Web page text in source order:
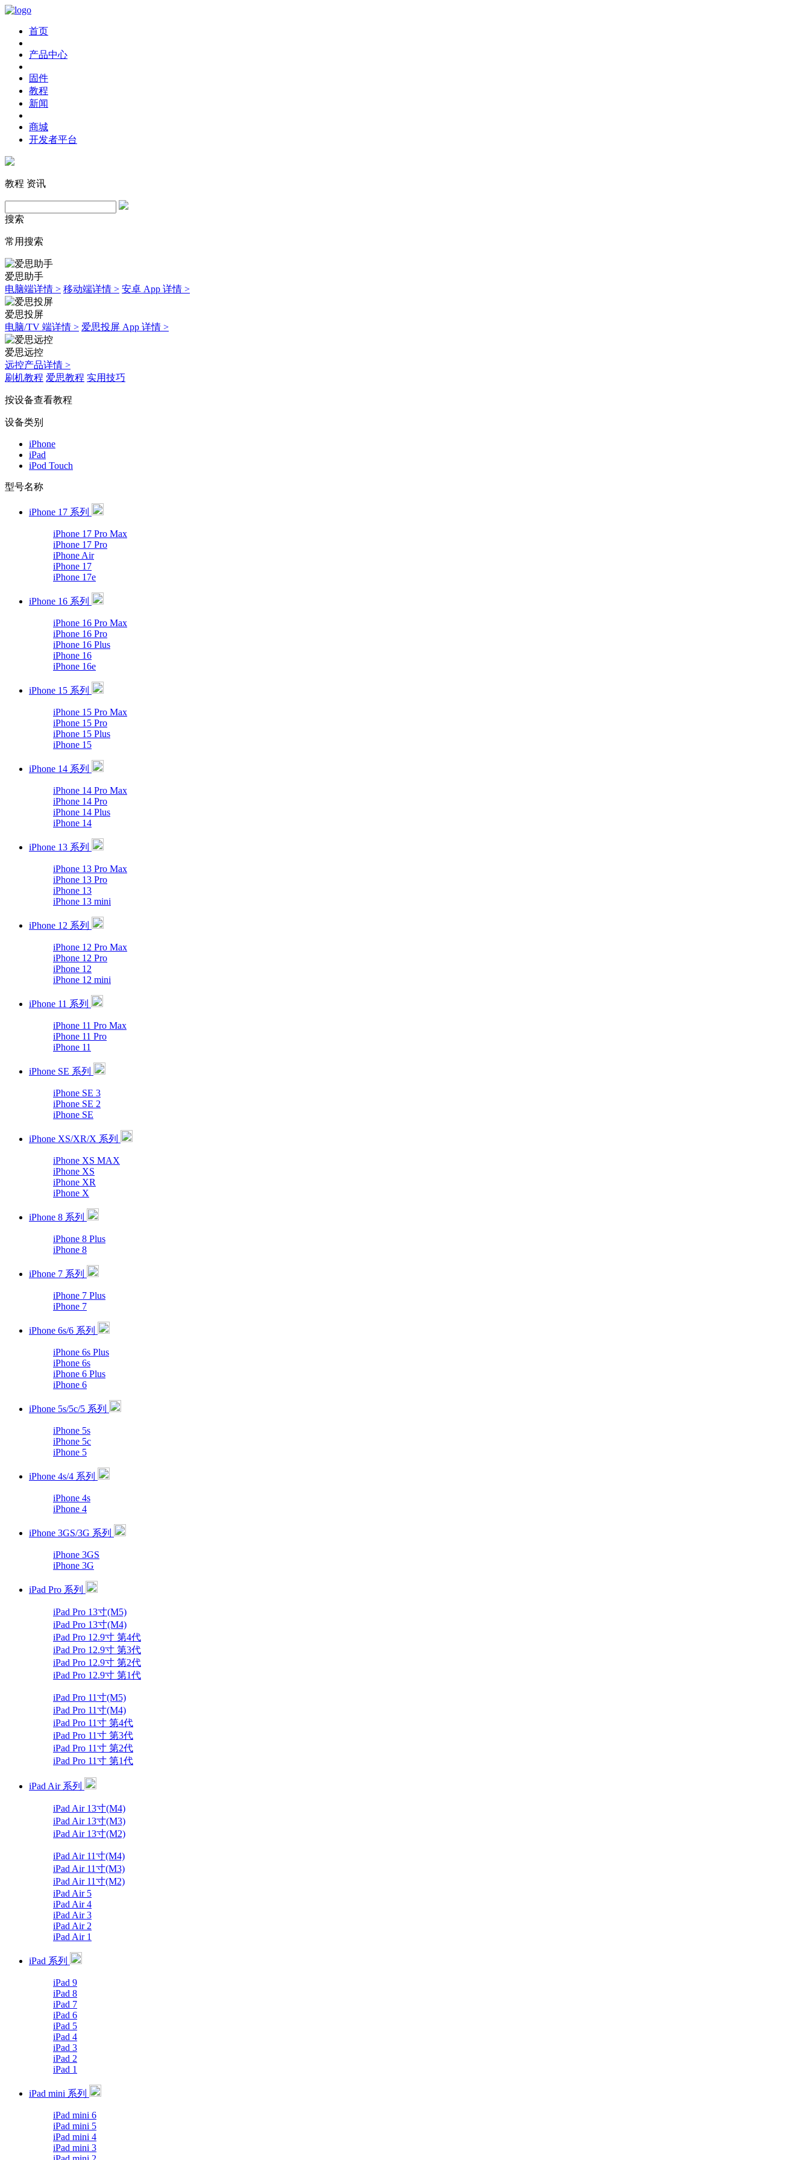
首页
产品中心
固件
教程
新闻
商城
开发者平台
教程 资讯
搜索
常用搜索
爱思助手
电脑端详情 > 移动端详情 > 安卓 App 详情 >
爱思投屏
电脑/TV 端详情 > 爱思投屏 App 详情 >
爱思远控
远控产品详情 >
刷机教程 爱思教程 实用技巧
按设备查看教程
设备类别
iPhone
iPad
iPod Touch
型号名称
iPhone 17 系列
iPhone 17 Pro Max
iPhone 17 Pro
iPhone Air
iPhone 17
iPhone 17e
iPhone 16 系列
iPhone 16 Pro Max
iPhone 16 Pro
iPhone 16 Plus
iPhone 16
iPhone 16e
iPhone 15 系列
iPhone 15 Pro Max
iPhone 15 Pro
iPhone 15 Plus
iPhone 15
iPhone 14 系列
iPhone 14 Pro Max
iPhone 14 Pro
iPhone 14 Plus
iPhone 14
iPhone 13 系列
iPhone 13 Pro Max
iPhone 13 Pro
iPhone 13
iPhone 13 mini
iPhone 12 系列
iPhone 12 Pro Max
iPhone 12 Pro
iPhone 12
iPhone 12 mini
iPhone 11 系列
iPhone 11 Pro Max
iPhone 11 Pro
iPhone 11
iPhone SE 系列
iPhone SE 3
iPhone SE 2
iPhone SE
iPhone XS/XR/X 系列
iPhone XS MAX
iPhone XS
iPhone XR
iPhone X
iPhone 8 系列
iPhone 8 Plus
iPhone 8
iPhone 7 系列
iPhone 7 Plus
iPhone 7
iPhone 6s/6 系列
iPhone 6s Plus
iPhone 6s
iPhone 6 Plus
iPhone 6
iPhone 5s/5c/5 系列
iPhone 5s
iPhone 5c
iPhone 5
iPhone 4s/4 系列
iPhone 4s
iPhone 4
iPhone 3GS/3G 系列
iPhone 3GS
iPhone 3G
iPad Pro 系列
iPad Pro 13寸(M5)
iPad Pro 13寸(M4)
iPad Pro 12.9寸 第4代
iPad Pro 12.9寸 第3代
iPad Pro 12.9寸 第2代
iPad Pro 12.9寸 第1代
iPad Pro 11寸(M5)
iPad Pro 11寸(M4)
iPad Pro 11寸 第4代
iPad Pro 11寸 第3代
iPad Pro 11寸 第2代
iPad Pro 11寸 第1代
iPad Air 系列
iPad Air 13寸(M4)
iPad Air 13寸(M3)
iPad Air 13寸(M2)
iPad Air 11寸(M4)
iPad Air 11寸(M3)
iPad Air 11寸(M2)
iPad Air 5
iPad Air 4
iPad Air 3
iPad Air 2
iPad Air 1
iPad 系列
iPad 9
iPad 8
iPad 7
iPad 6
iPad 5
iPad 4
iPad 3
iPad 2
iPad 1
iPad mini 系列
iPad mini 6
iPad mini 5
iPad mini 4
iPad mini 3